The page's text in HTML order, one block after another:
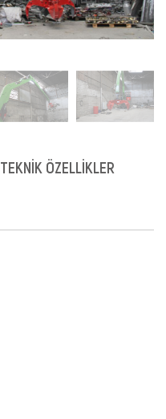
TEKNİK ÖZELLİKLER